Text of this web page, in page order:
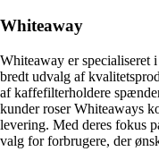
Whiteaway
Whiteaway er specialiseret
bredt udvalg af
af kaffefilterholdere
kunder roser Whiteaways
levering. Med deres fokus
valg for forbrugere, der